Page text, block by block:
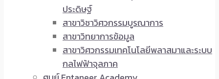
ประดิษฐ์
สาขาวิชาวิศวกรรมบูรณาการ
สาขาวิทยาการข้อมูล
สาขาวิศวกรรมเทคโนโลยีพลาสมาและระบบ
กลไฟฟ้าจุลภาค